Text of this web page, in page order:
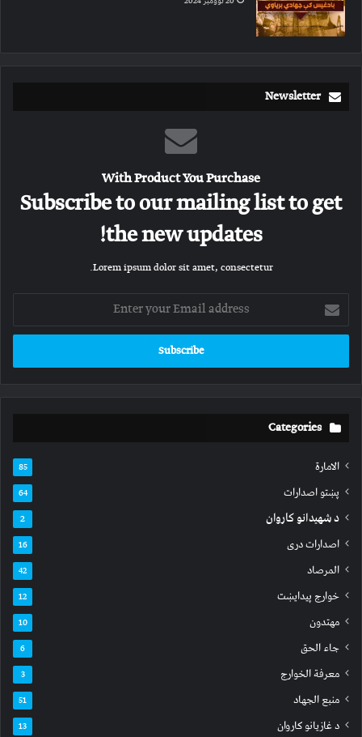
Newsletter
With Product You Purchase
Subscribe to our mailing list to get
the new updates!
Lorem ipsum dolor sit amet, consectetur.
Enter
your
Email
Categories
الامارة 85
پښتو اصدارات 64
د شهیدانو کاروان 2
اصدارات دری 16
المرصاد 42
خوارج پیدایښت 12
مهتدون 10
جاء الحق 6
معرفة الخوارج 3
منبع الجهاد 51
د غازیانو کاروان 13